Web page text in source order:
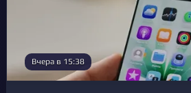
Вчера в 15:38